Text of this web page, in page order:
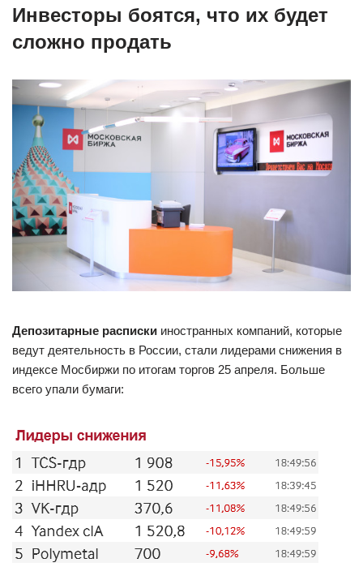
Инвесторы боятся, что их будет
сложно продать
Депозитарные расписки иностранных компаний, которые
ведут деятельность в России, стали лидерами снижения в
индексе Мосбиржи по итогам торгов 25 апреля. Больше
всего упали бумаги: